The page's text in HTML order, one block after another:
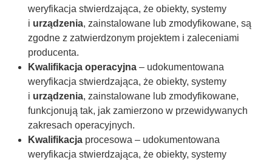
weryfikacja stwierdzająca, że obiekty, systemy
i urządzenia, zainstalowane lub zmodyfikowane, są
zgodne z zatwierdzonym projektem i zaleceniami
producenta.
Kwalifikacja operacyjna – udokumentowana
weryfikacja stwierdzająca, że obiekty, systemy
i urządzenia, zainstalowane lub zmodyfikowane,
funkcjonują tak, jak zamierzono w przewidywanych
zakresach operacyjnych.
Kwalifikacja procesowa – udokumentowana
weryfikacja stwierdzająca, że obiekty, systemy